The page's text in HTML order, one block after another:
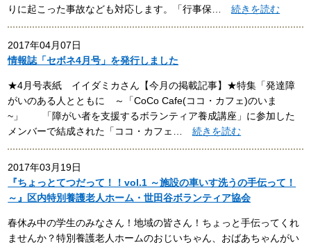
りに起こった事故なども対応します。「行事保…続きを読む
2017年04月07日
情報誌「セボネ4月号」を発行しました
★4月号表紙 イイダミカさん【今月の掲載記事】★特集「発達障
がいのある人とともに ～「CoCo Cafe(ココ・カフェ)のいま
~」 「障がい者を支援するボランティア養成講座」に参加した
メンバーで結成された「ココ・カフェ…続きを読む
2017年03月19日
『ちょっとてつだって！！vol.1 ～施設の車いす洗うの手伝って！
～』区内特別養護老人ホーム・世田谷ボランティア協会
春休み中の学生のみなさん！地域の皆さん！ちょっと手伝ってくれ
ませんか？特別養護老人ホームのおじいちゃん、おばあちゃんがい